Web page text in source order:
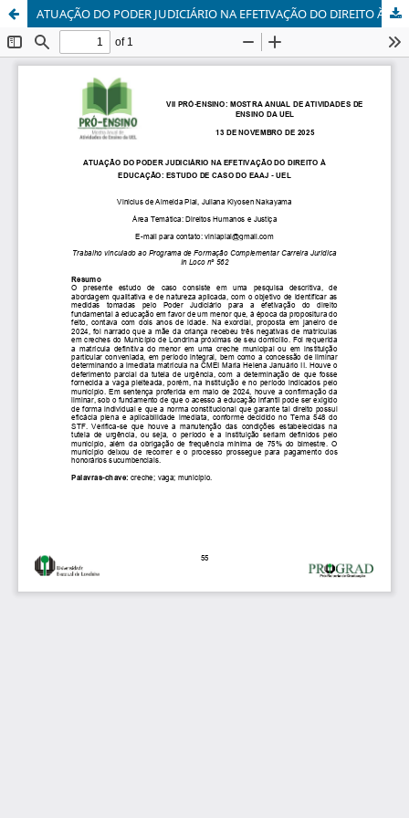
ATUAÇÃO DO PODER JUDICIÁRIO NA EFETIVAÇÃO DO DIREITO À EDUCAÇÃO: ESTUDO DE CASO DO EAAJ - UEL